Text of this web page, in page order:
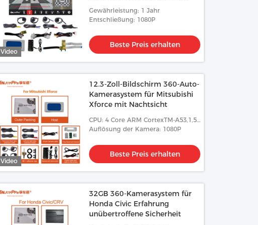
Video
Gewährleistung: 1 Jahr
Entschließung: 1080P
Beste Preis erhalten
Video
12.3-Zoll-Bildschirm 360-Auto-
Kamerasystem für Mitsubishi
Xforce mit Nachtsicht
CPU: 4 Core ARM CortexTM-A53,1,5
GHz
Auflösung der Kamera: 1080P
Beste Preis erhalten
32GB 360-Kamerasystem für
Honda Civic Erfahrung
unübertroffene Sicherheit